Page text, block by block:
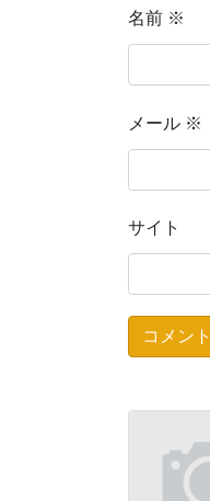
名前 ※
メール ※
サイト